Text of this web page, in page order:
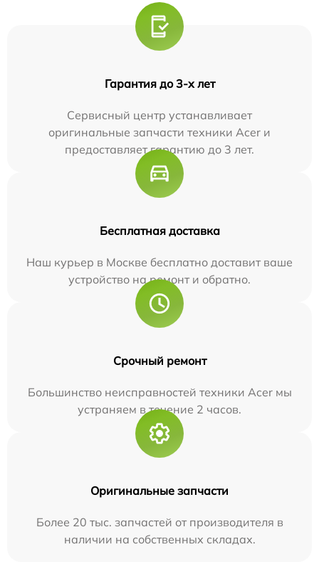
Гарантия до 3-х лет
Сервисный центр устанавливает
оригинальные запчасти техники Acer и
предоставляет гарантию до 3 лет.
Бесплатная доставка
Наш курьер в Москве бесплатно доставит ваше
устройство на ремонт и обратно.
Срочный ремонт
Большинство неисправностей техники Acer мы
устраняем в течение 2 часов.
Оригинальные запчасти
Более 20 тыс. запчастей от производителя в
наличии на собственных складах.